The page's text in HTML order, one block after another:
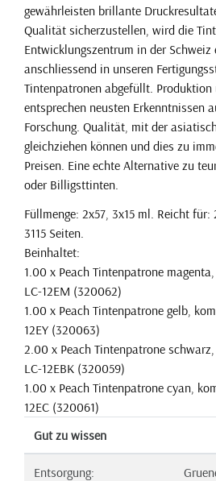
gewährleisten brillante
Qualität sicherzustellen, wird die
Entwicklungszentrum in der
anschliessend in unseren
Tintenpatronen abgefüllt. Produktion
entsprechen neusten Erkenntnissen
Forschung. Qualität, mit der
gleichziehen können und dies zu
Preisen. Eine echte Alternative zu
oder Billigsttinten.
Füllmenge: 2x57, 3x15 ml. Reicht für:
3115 Seiten.
Beinhaltet:
1.00 x Peach Tintenpatrone
LC-12EM (320062)
1.00 x Peach Tintenpatrone gelb,
12EY (320063)
2.00 x Peach Tintenpatrone
LC-12EBK (320059)
1.00 x Peach Tintenpatrone cyan,
12EC (320061)
Gut zu wissen
Entsorgung: